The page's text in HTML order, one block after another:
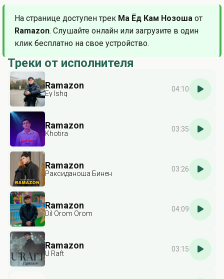
На странице доступен трек Ма Ёд Кам Нозоша от
Ramazon. Слушайте онлайн или загрузите в один
клик бесплатно на свое устройство.
Треки от исполнителя
Ramazon
Ey Ishq
04:10
Ramazon
Khotira
03:35
Ramazon
Раксиданоша Бинен
03:26
Ramazon
Dil Orom Orom
04:09
Ramazon
U Raft
03:15